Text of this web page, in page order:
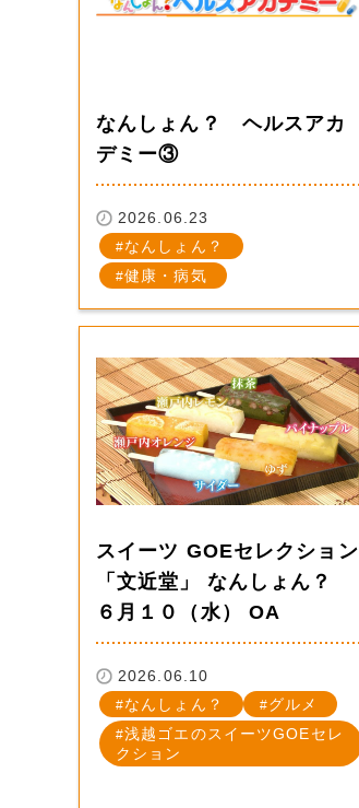
なんしょん？ ヘルスアカ
デミー③
2026.06.23
なんしょん？
健康・病気
スイーツ GOEセレクション
「文近堂」 なんしょん？
６月１０（水） OA
2026.06.10
なんしょん？
グルメ
浅越ゴエのスイーツGOEセレ
クション